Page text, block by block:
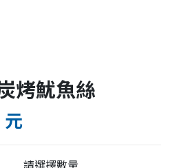
烤魷魚絲
請選擇數量